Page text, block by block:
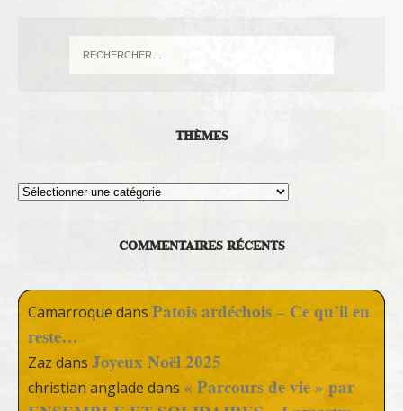
THÈMES
Thèmes
COMMENTAIRES RÉCENTS
Camarroque dans Patois ardéchois – Ce qu’il en
reste…
Zaz dans Joyeux Noël 2025
christian anglade dans « Parcours de vie » par